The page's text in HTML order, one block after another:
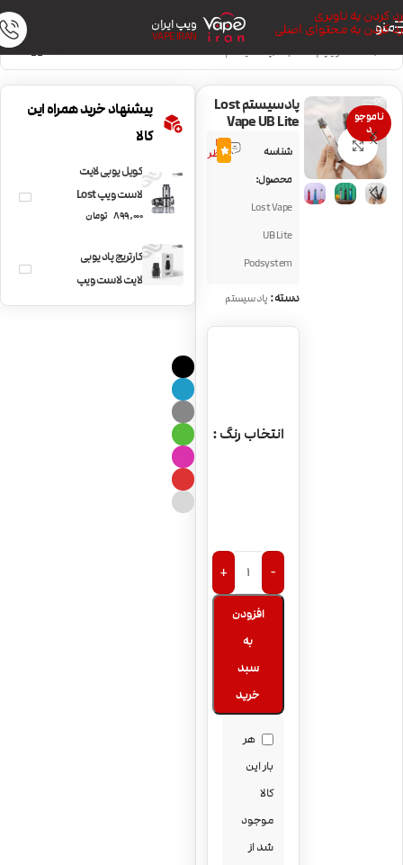
رد کردن به ناوبری
رد کردن به محتوای اصلی
منو ویپ ایران
VAPE IRAN
خانه/دستگاه ویپ | Vape Kit /پاد سیستم
ناموجو
د
بزرگنمایی تصویر
پادسیستم Lost
Vape UB Lite
شناسه
محصول:
Lost Vape
UB Lite
Podsystem
12
نظر4.6
دسته: پاد سیستم
انتخاب رنگ
-
+
افزودن
به
سبد
خرید
هر
بار این
کالا
موجود
شد از
پیشنهاد خرید همراه این
کالا
کویل یوبی لایت
لاست ویپ Lost
Vape UB Lite Coils
899,000 تومان
کارتریج پاد یوبی
لایت لاست ویپ
Lostvape UB Lite